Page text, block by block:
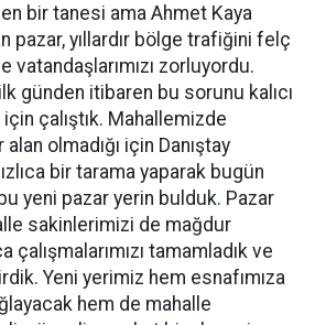
bir tanesi ama Ahmet Kaya
pazar, yıllardır bölge trafiğini felç
vatandaşlarımızı zorluyordu.
günden itibaren bu sorunu kalıcı
çalıştık. Mahallemizde
olmadığı için Danıştay
bir tarama yaparak bugün
bu yeni pazar yerin bulduk. Pazar
sakinlerimizi de mağdur
çalışmalarımızı tamamladık ve
Yeni yerimiz hem esnafımıza
hem de mahalle